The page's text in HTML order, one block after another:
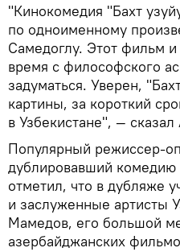
"Кинокомедия "Бахт
по одноименному
Самедоглу. Этот фильм
время с философского
задуматься. Уверен,
картины, за короткий
в Узбекистане", — сказал
Популярный режиссер-
дублировавший комедию
отметил, что в дубляже
и заслуженные артисты
Мамедов, его большой
азербайджанских